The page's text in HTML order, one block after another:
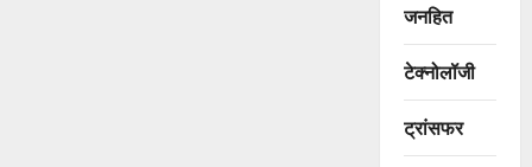
जनहित
टेक्नोलॉजी
ट्रांसफर